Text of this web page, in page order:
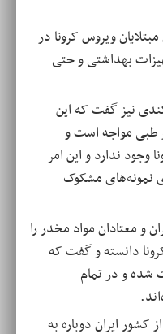
ویروس کرونا در
بهداشتی و حتی
نیز گفت که این
طبی مواجه است و
وجود ندارد و این امر
نمونه‌های مشکوک
و معتادان مواد مخدر را
دانسته و گفت که
شده و در تمام
.
کشور ایران دوباره به